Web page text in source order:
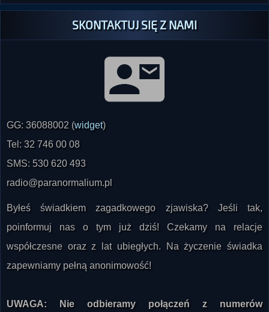
POMOC TECHNICZNA
GG: 36088002 (widget
Tel: 32 746 00 08
SMS: 530 620 493
radio@paranormalium.pl
Byłeś świadkiem zagadkowego zjawiska? Jeśli tak,
poinformuj nas o tym już dziś! Czekamy na relacje
współczesne oraz z lat ubiegłych. Na życzenie świadka